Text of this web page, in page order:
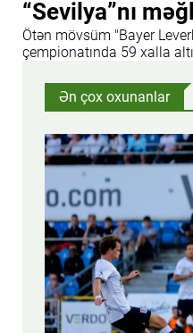
“Sevilya”nı
Ötən mövsüm "Bayer
çempionatında 59 xalla
Ən çox oxunanlar